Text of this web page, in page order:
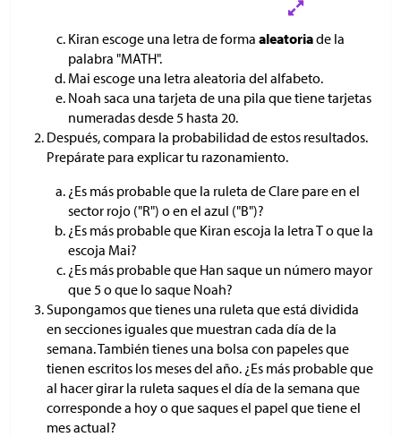
Kiran escoge una letra de forma aleatoriade la
palabra "MATH".
Mai escoge una letra aleatoria del alfabeto.
Noah saca una tarjeta de una pila que tiene tarjetas
numeradas desde 5 hasta 20.
Después, compara la probabilidad de estos resultados.
Prepárate para explicar tu razonamiento.
¿Es más probable que la ruleta de Clare pare en el
sector rojo ("R") o en el azul ("B")?
¿Es más probable que Kiran escoja la letra T o que la
escoja Mai?
¿Es más probable que Han saque un número mayor
que 5 o que lo saque Noah?
Supongamos que tienes una ruleta que está dividida
en secciones iguales que muestran cada día de la
semana. También tienes una bolsa con papeles que
tienen escritos los meses del año. ¿Es más probable que
al hacer girar la ruleta saques el día de la semana que
corresponde a hoy o que saques el papel que tiene el
mes actual?